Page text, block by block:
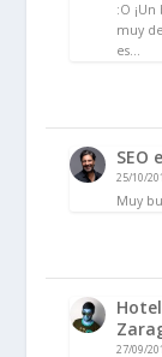
:O
muy
es…
SEO
25/10/
Muy
27/09/